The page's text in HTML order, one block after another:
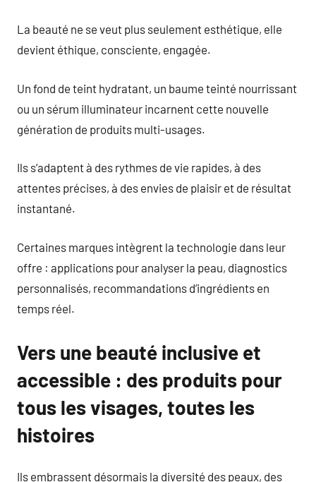
La beauté ne se veut plus seulement esthétique, elle
devient éthique, consciente, engagée.
Un fond de teint hydratant, un baume teinté nourrissant
ou un sérum illuminateur incarnent cette nouvelle
génération de produits multi-usages.
Ils s’adaptent à des rythmes de vie rapides, à des
attentes précises, à des envies de plaisir et de résultat
instantané.
Certaines marques intègrent la technologie dans leur
offre : applications pour analyser la peau, diagnostics
personnalisés, recommandations d’ingrédients en
temps réel.
Vers une beauté inclusive et
accessible : des produits pour
tous les visages, toutes les
histoires
Ils embrassent désormais la diversité des peaux, des